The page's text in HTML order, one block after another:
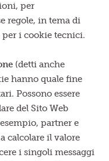
per
regole, in tema di
i cookie tecnici.
(detti anche
hanno quale fine
Possono essere
del Sito Web
partner e
calcolare il valore
i singoli messaggi